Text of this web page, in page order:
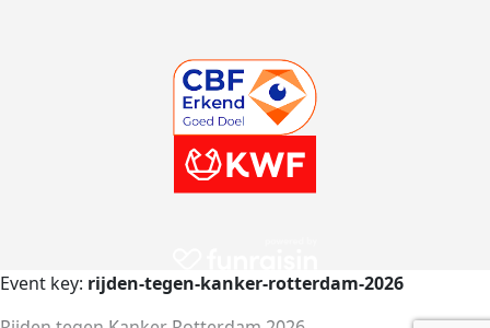
Event key: rijden-tegen-kanker-rotterdam-2026